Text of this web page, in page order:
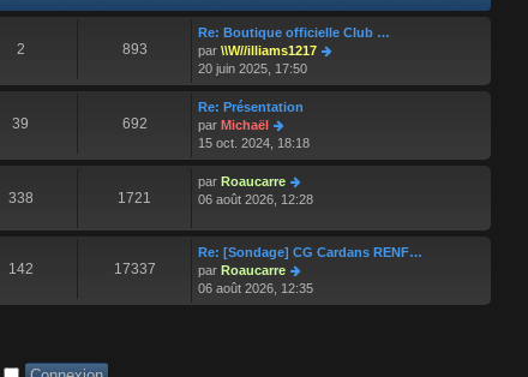
a
g
e
m
e
s
s
a
g
n
i
e
r
m
e
s
a
g
e
d
e
r
n
i
e
r
m
e
s
a
g
e
2 893
Re: Boutique officielle Club …
par \\W//illiams1217
i
d
i
e
20 juin 2025, 17:50
39 692
Re: Présentation
par Michaël
o
i
l
d
e
r
n
i
15 oct. 2024, 18:18
338 1721
par Roaucarre
o
r
l
d
e
06 août 2026, 12:28
142 17337
Re: [Sondage] CG Cardans RENF…
par Roaucarre
o
i
06 août 2026, 12:35